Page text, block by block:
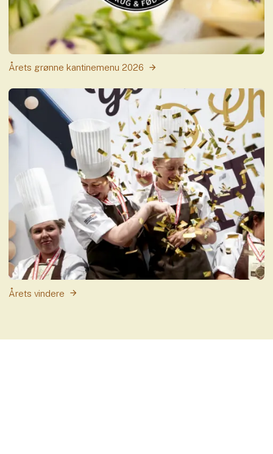
Årets grønne kantinemenu 2026
Årets vindere